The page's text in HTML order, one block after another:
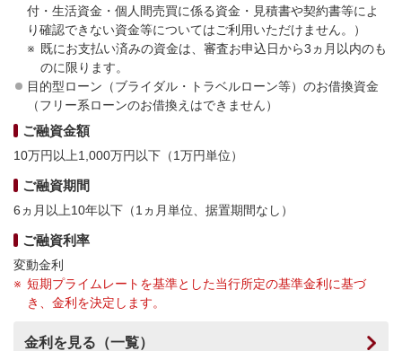
付・生活資金・個人間売買に係る資金・見積書や契約書等によ
り確認できない資金等についてはご利用いただけません。）
既にお支払い済みの資金は、審査お申込日から3ヵ月以内のも
のに限ります。
目的型ローン（ブライダル・トラベルローン等）のお借換資金
（フリー系ローンのお借換えはできません）
ご融資金額
10万円以上1,000万円以下（1万円単位）
ご融資期間
6ヵ月以上10年以下（1ヵ月単位、据置期間なし）
ご融資利率
変動金利
短期プライムレートを基準とした当行所定の基準金利に基づ
き、金利を決定します。
金利を見る（一覧）